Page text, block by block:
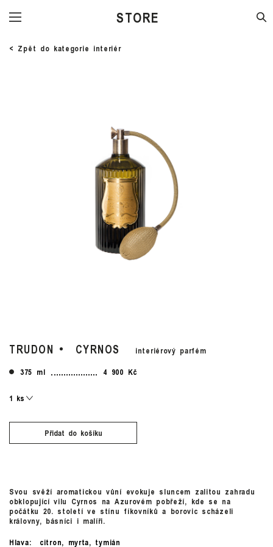
STORE
< Zpět do kategorie interiér
TRUDON CYRNOS
interiérový parfém
375 ml
4 900 Kč
Přidat do košíku
Svou svěží aromatickou vůní evokuje sluncem zalitou zahradu
obklopující vilu Cyrnos na Azurovém pobřeží, kde se na
počátku 20. století ve stínu fíkovníků a borovic scházeli
královny, básníci i malíři.
Hlava:
citron, myrta, tymián